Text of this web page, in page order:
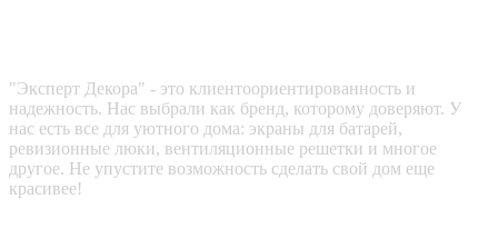
"Эксперт Декора" - это клиентоориентированность и
надежность. Нас выбрали как бренд, которому доверяют. У
нас есть все для уютного дома: экраны для батарей,
ревизионные люки, вентиляционные решетки и многое
другое. Не упустите возможность сделать свой дом еще
красивее!